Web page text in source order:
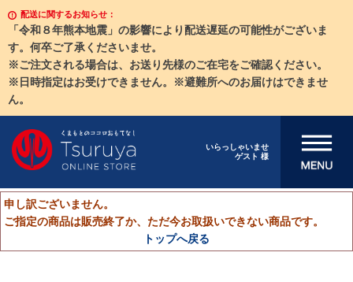
配送に関するお知らせ：
「令和８年熊本地震」の影響により配送遅延の可能性がございま
す。何卒ご了承くださいませ。
※ご注文される場合は、お送り先様のご在宅をご確認ください。
※日時指定はお受けできません。※避難所へのお届けはできませ
ん。
いらっしゃいませ
ゲスト 様
メニューを開
申し訳ございません。
ご指定の商品は販売終了か、ただ今お取扱いできない商品です。
トップへ戻る